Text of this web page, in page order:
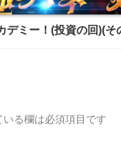
デミー！(投資の回)(そ
る欄は必須項目です